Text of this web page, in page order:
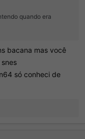
quando era
bacana mas você
só conheci de